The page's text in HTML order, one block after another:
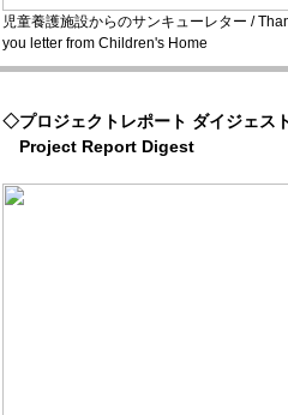
児童養護施設からのサンキューレター /
you letter from Children's Home
◇プロジェクトレポート ダイジェス
Project Report Digest